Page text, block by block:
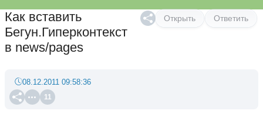
Открыть Ответить
Как вставить
Бегун.Гиперконтекст
в news/pages
11
08.12.2011 09:58:36